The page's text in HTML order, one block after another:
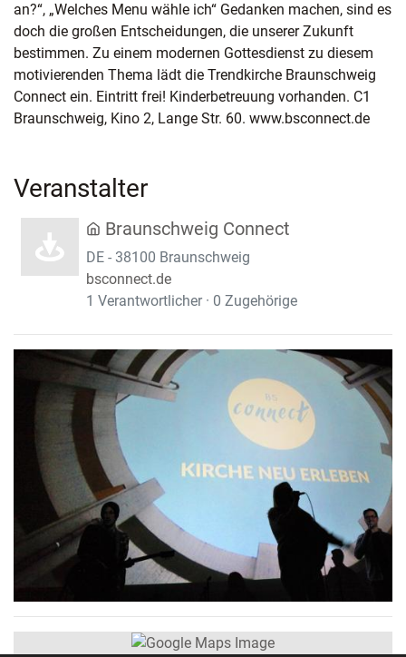
an?“, „Welches Menu wähle ich“ Gedanken machen, sind es
doch die großen Entscheidungen, die unserer Zukunft
bestimmen. Zu einem modernen Gottesdienst zu diesem
motivierenden Thema lädt die Trendkirche Braunschweig
Connect ein. Eintritt frei! Kinderbetreuung vorhanden. C1
Braunschweig, Kino 2, Lange Str. 60. www.bsconnect.de
Veranstalter
Braunschweig Connect
DE - 38100 Braunschweig
bsconnect.de
1 Verantwortlicher · 0 Zugehörige